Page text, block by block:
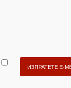
ИЗПРАТЕТЕ Е-